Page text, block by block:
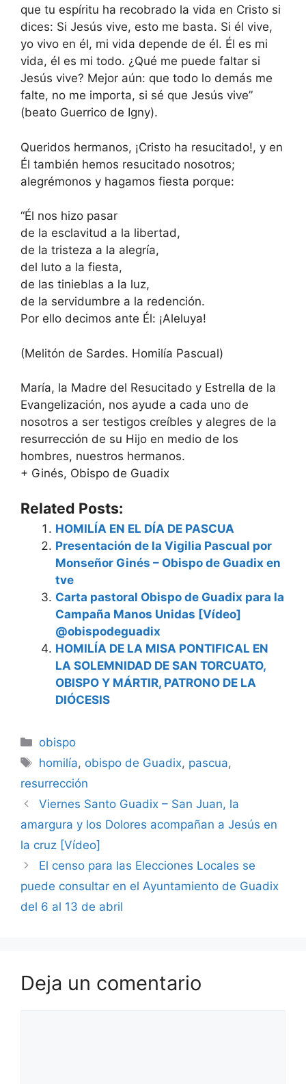
que tu espíritu ha recobrado la vida en Cristo si
dices: Si Jesús vive, esto me basta. Si él vive,
yo vivo en él, mi vida depende de él. Él es mi
vida, él es mi todo. ¿Qué me puede faltar si
Jesús vive? Mejor aún: que todo lo demás me
falte, no me importa, si sé que Jesús vive”
(beato Guerrico de Igny).
Queridos hermanos, ¡Cristo ha resucitado!, y en
Él también hemos resucitado nosotros;
alegrémonos y hagamos fiesta porque:
“Él nos hizo pasar
de la esclavitud a la libertad,
de la tristeza a la alegría,
del luto a la fiesta,
de las tinieblas a la luz,
de la servidumbre a la redención.
Por ello decimos ante Él: ¡Aleluya!
(Melitón de Sardes. Homilía Pascual)
María, la Madre del Resucitado y Estrella de la
Evangelización, nos ayude a cada uno de
nosotros a ser testigos creíbles y alegres de la
resurrección de su Hijo en medio de los
hombres, nuestros hermanos.
+ Ginés, Obispo de Guadix
Related Posts:
HOMILÍA EN EL DÍA DE PASCUA
Presentación de la Vigilia Pascual por
Monseñor Ginés – Obispo de Guadix en
tve
Carta pastoral Obispo de Guadix para la
Campaña Manos Unidas [Vídeo]
@obispodeguadix
HOMILÍA DE LA MISA PONTIFICAL EN
LA SOLEMNIDAD DE SAN TORCUATO,
OBISPO Y MÁRTIR, PATRONO DE LA
DIÓCESIS
Categorías
obispo
Etiquetas
homilía, obispo de Guadix, pascua,
resurrección
Viernes Santo Guadix – San Juan, la
amargura y los Dolores acompañan a Jesús en
la cruz [Vídeo]
El censo para las Elecciones Locales se
puede consultar en el Ayuntamiento de Guadix
del 6 al 13 de abril
Deja un comentario